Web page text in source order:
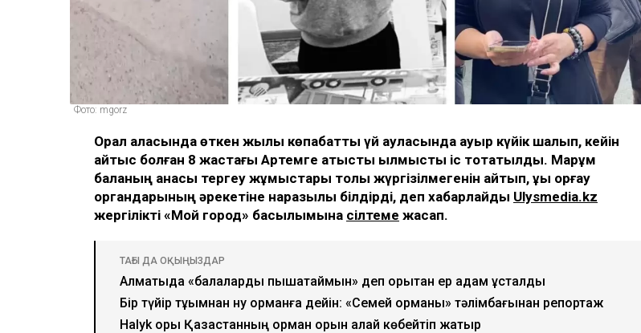
Фото: mgorz
Орал қаласында өткен жылы көпқабатты үй ауласында ауыр күйік шалып, кейін
қайтыс болған 8 жастағы Артемге қатысты қылмыстық іс тоқтатылды. Марқұм
баланың анасы тергеу жұмыстары толық жүргізілмегенін айтып, құқық қорғау
органдарының әрекетіне наразылық білдірді, деп хабарлайды Ulysmedia.kz
жергілікті «Мой город» басылымына сілтеме жасап.
ТАҒЫ ДА ОҚЫҢЫЗДАР
Алматыда «балаларды пышақтаймын» деп қорқытқан ер адам ұсталды
Бір түйір тұқымнан ну орманға дейін: «Семей орманы» тәлімбағынан репортаж
Halyk қоры Қазақстанның орман қорын қалай көбейтіп жатыр